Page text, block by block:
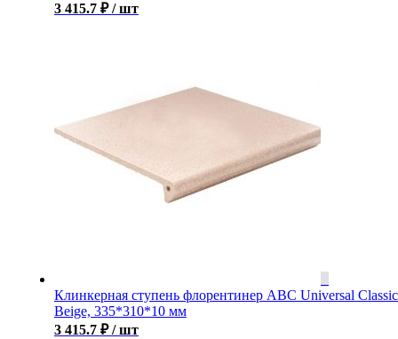
3 415.7 ₽ / шт
Клинкерная ступень флорентинер ABC Universal Classic
Beige, 335*310*10 мм
3 415.7 ₽ / шт